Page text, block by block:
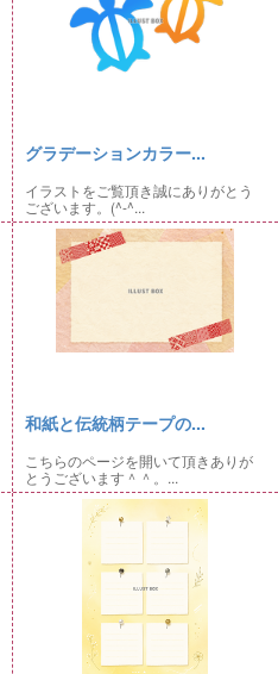
グラデーションカラー...
イラストをご覧頂き誠にありがとう
ございます。(^-^...
和紙と伝統柄テープの...
こちらのページを開いて頂きありが
とうございます＾＾。...